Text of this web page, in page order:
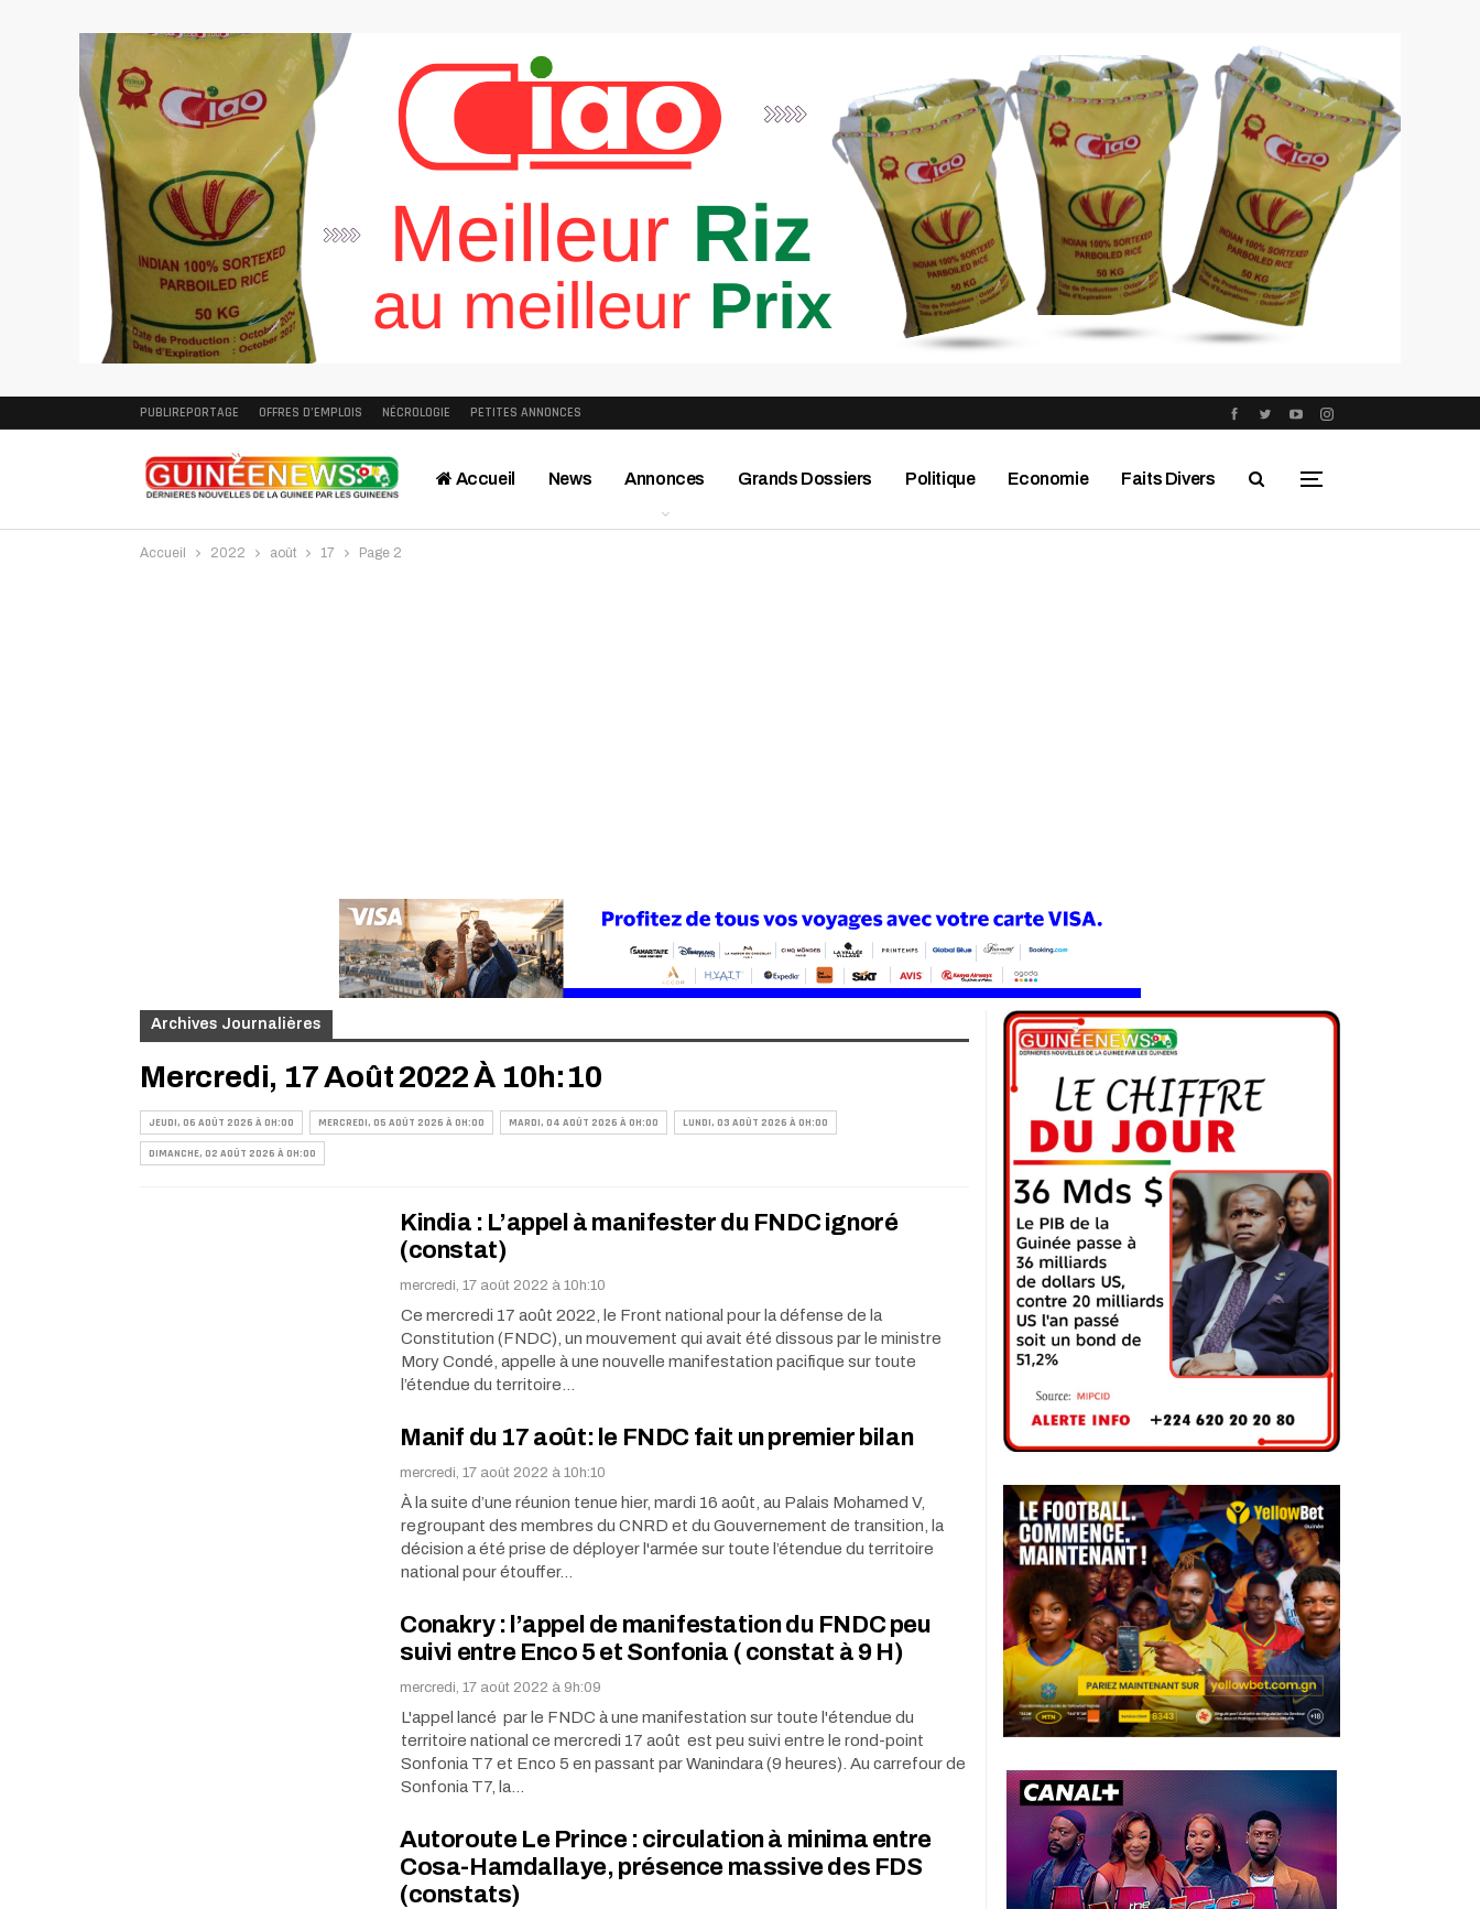
PUBLIREPORTAGE OFFRES D’EMPLOIS NÉCROLOGIE PETITES ANNONCES
Accueil News Annonces Grands Dossiers Politique Economie Faits Divers
Accueil 2022 août 17 Page 2
Archives Journalières
Mercredi, 17 Août 2022 À 10h:10
JEUDI, 06 AOÛT 2026 À 0H:00 MERCREDI, 05 AOÛT 2026 À 0H:00 MARDI, 04 AOÛT 2026 À 0H:00 LUNDI, 03 AOÛT 2026 À 0H:00
DIMANCHE, 02 AOÛT 2026 À 0H:00
Kindia : L’appel à manifester du FNDC ignoré
(constat)
mercredi, 17 août 2022 à 10h:10
Ce mercredi 17 août 2022, le Front national pour la défense de la
Constitution (FNDC), un mouvement qui avait été dissous par le ministre
Mory Condé, appelle à une nouvelle manifestation pacifique sur toute
l’étendue du territoire…
Manif du 17 août: le FNDC fait un premier bilan
mercredi, 17 août 2022 à 10h:10
À la suite d’une réunion tenue hier, mardi 16 août, au Palais Mohamed V,
regroupant des membres du CNRD et du Gouvernement de transition, la
décision a été prise de déployer l'armée sur toute l’étendue du territoire
national pour étouffer…
Conakry : l’appel de manifestation du FNDC peu
suivi entre Enco 5 et Sonfonia ( constat à 9 H)
mercredi, 17 août 2022 à 9h:09
L'appel lancé par le FNDC à une manifestation sur toute l'étendue du
territoire national ce mercredi 17 août est peu suivi entre le rond-point
Sonfonia T7 et Enco 5 en passant par Wanindara (9 heures). Au carrefour de
Sonfonia T7, la…
Autoroute Le Prince : circulation à minima entre
Cosa-Hamdallaye, présence massive des FDS
(constats)